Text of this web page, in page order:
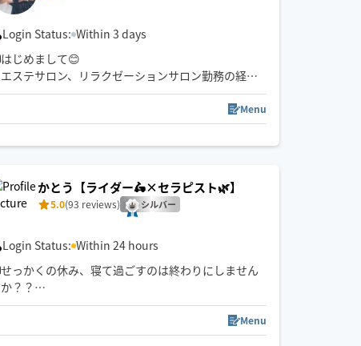
Login Status: Within 3 days
はじめまして😊
エステサロン、リラクゼーションサロン勤務の経験
を経て、今は個人サロンを経営しています。
アロマトリートメント、リフレクソロジーが得意で
す☝️✨
ご希望であれば、ストレッチ、指圧、ヘッドセラピ
ご依頼下さった方に喜んで頂けるよう、精一杯施術
させて頂きます❣️
よろしくお願い致します🙇‍♀️
Menu
かとう【ライダー🛵×セラピスト🌿】
5.0(93 reviews) シルバー
Login Status: Within 24 hours
せっかくの休み、寝て過ごすのは終わりにしません
か？？
平日は仕事で疲れきってしまい休日は何もせずだら
だらしているだけ。。。
Menu